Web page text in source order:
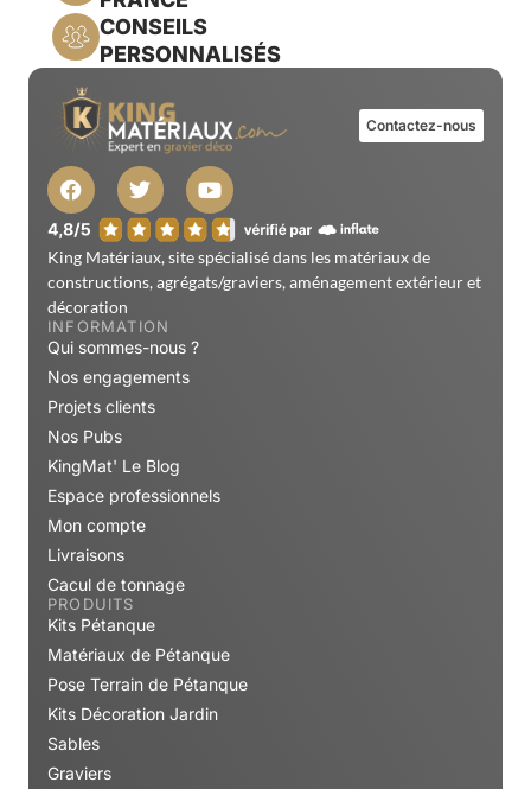
Contactez-nous
King Matériaux, site spécialisé dans les matériaux de
constructions, agrégats/graviers, aménagement extérieur et
décoration
INFORMATION
Qui sommes-nous ?
Nos engagements
Projets clients
Nos Pubs
KingMat' Le Blog
Espace professionnels
Mon compte
Livraisons
Cacul de tonnage
PRODUITS
Matériaux de Pétanque
Pose Terrain de Pétanque
Kits Décoration Jardin
Sables
Graviers
Galets de Marbre
Pouzzolane